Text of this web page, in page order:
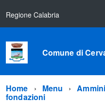
Regione Calabria
Comune di
Home Menu
fondazioni